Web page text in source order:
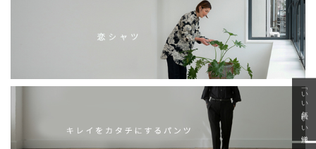
「いい年齢 いい洋服」